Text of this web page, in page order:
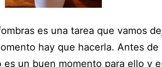
es una tarea que vamos
hay que hacerla. Antes de
es un buen momento para ello y